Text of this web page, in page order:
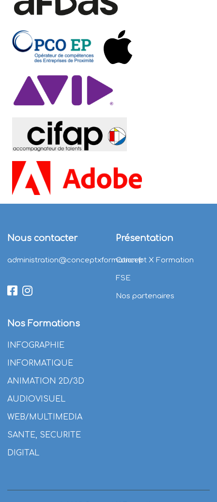
Nous contacter
administration@conceptxformation.fr
Présentation
Concept X Formation
FSE
Nos partenaires
Nos Formations
INFOGRAPHIE
INFORMATIQUE
ANIMATION 2D/3D
AUDIOVISUEL
WEB/MULTIMEDIA
SANTE, SECURITE
DIGITAL